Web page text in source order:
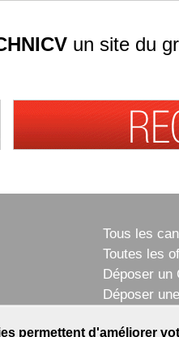
permettent d'améliorer
un site du
Tous les
Toutes les
Déposer un
Déposer